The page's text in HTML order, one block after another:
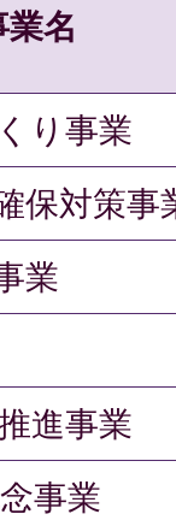
名
り事業
保対策事
業
進事業
事業